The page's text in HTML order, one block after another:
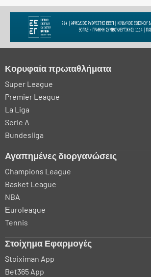
Κορυφαία πρωταθλήματα
Super League
Premier League
La Liga
Serie A
Bundesliga
Αγαπημένες διοργανώσεις
Champions League
Basket League
NBA
Εuroleague
Tennis
Στοίχημα Εφαρμογές
Stoiximan App
Bet365 App